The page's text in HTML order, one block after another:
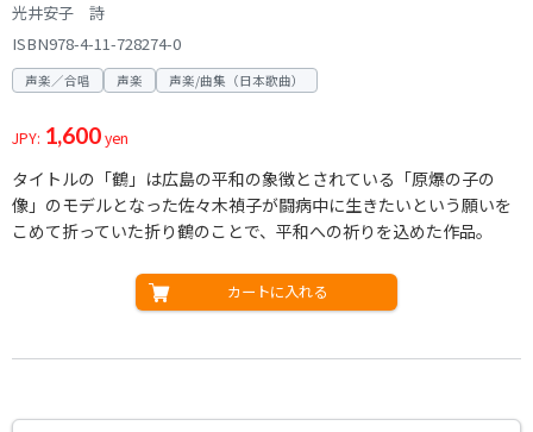
光井安子 詩
ISBN978-4-11-728274-0
声楽／合唱 声楽 声楽/曲集（日本歌曲）
JPY: 1,600yen
タイトルの「鶴」は広島の平和の象徴とされている「原爆の子の
像」のモデルとなった佐々木禎子が闘病中に生きたいという願いを
こめて折っていた折り鶴のことで、平和への祈りを込めた作品。
カートに入れる